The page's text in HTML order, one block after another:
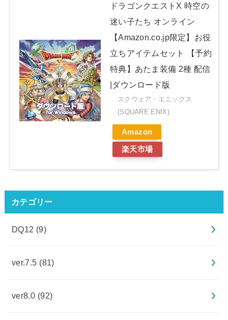
ドラゴンクエストX 時空の
迷い子たち オンライン
【Amazon.co.jp限定】お役
立ちアイテムセット 【予約
特典】あたま装備 2種 配信
|ダウンロード版
スクウェア・エニックス
(SQUARE ENIX)
Amazon
楽天市場
カテゴリー
DQ12 (9)
ver.7.5 (81)
ver8.0 (92)